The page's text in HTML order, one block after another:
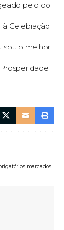
pelo do
Celebração
sou o melhor
marcados